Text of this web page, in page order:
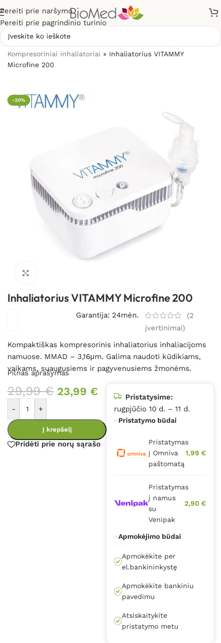
Pereiti prie naršymo
Pereiti prie pagrindinio turinio
Kompresoriniai inhaliatoriai » Inhaliatorius VITAMMY
Microfine 200
-20%
Inhaliatorius VITAMMY Microfine 200
Garantija: 24mėn. (2
įvertinimai)
Kompaktiškas kompresorinis inhaliatorius inhaliacijoms
namuose. MMAD – 3,16μm. Galima naudoti kūdikiams,
vaikams, suaugusiems ir pagyvenusiems žmonėms.
Pilnas aprašymas
29,99€ 23,99 €
- +
Į krepšelį
Pridėti prie norų sąrašo
Pristatysime:
rugpjūčio 10 d. – 11 d.
Pristatymo būdai
Pristatymas
į Omniva
paštomatą
1,99 €
Pristatymas
į namus
su
Venipak
2,90 €
Apmokėjimo būdai
Apmokėkite per
el.bankininkystę
Apmokėkite bankiniu
pavedimu
Atsiskaitykite
pristatymo metu